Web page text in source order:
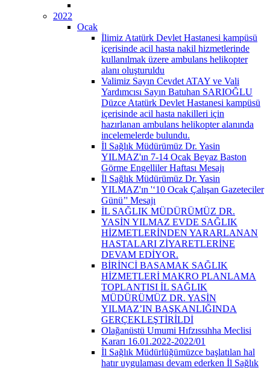
2022
Ocak
İlimiz Atatürk Devlet Hastanesi kampüsü
içerisinde acil hasta nakil hizmetlerinde
kullanılmak üzere ambulans helikopter
alanı oluşturuldu
Valimiz Sayın Cevdet ATAY ve Vali
Yardımcısı Sayın Batuhan SARIOĞLU
Düzce Atatürk Devlet Hastanesi kampüsü
içerisinde acil hasta nakilleri için
hazırlanan ambulans helikopter alanında
incelemelerde bulundu.
İl Sağlık Müdürümüz Dr. Yasin
YILMAZ'ın 7-14 Ocak Beyaz Baston
Görme Engelliler Haftası Mesajı
İl Sağlık Müdürümüz Dr. Yasin
YILMAZ'ın '‘10 Ocak Çalışan Gazeteciler
Günü’' Mesajı
İL SAĞLIK MÜDÜRÜMÜZ DR.
YASİN YILMAZ EVDE SAĞLIK
HİZMETLERİNDEN YARARLANAN
HASTALARI ZİYARETLERİNE
DEVAM EDİYOR.
BİRİNCİ BASAMAK SAĞLIK
HİZMETLERİ MAKRO PLANLAMA
TOPLANTISI İL SAĞLIK
MÜDÜRÜMÜZ DR. YASİN
YILMAZ’IN BAŞKANLIĞINDA
GERÇEKLEŞTİRİLDİ
Olağanüstü Umumi Hıfzıssıhha Meclisi
Kararı 16.01.2022-2022/01
İl Sağlık Müdürlüğümüzce başlatılan hal
hatır uygulaması devam ederken İl Sağlık